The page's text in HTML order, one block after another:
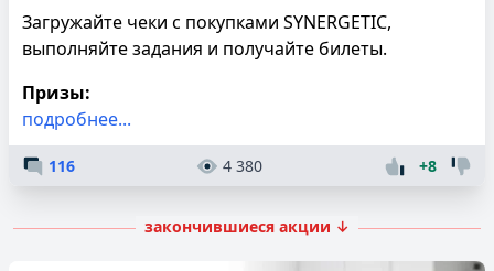
Загружайте чеки с покупками SYNERGETIC,
выполняйте задания и получайте билеты.
Призы:
подробнее...
116 4 380 +8
закончившиеся акции ↓